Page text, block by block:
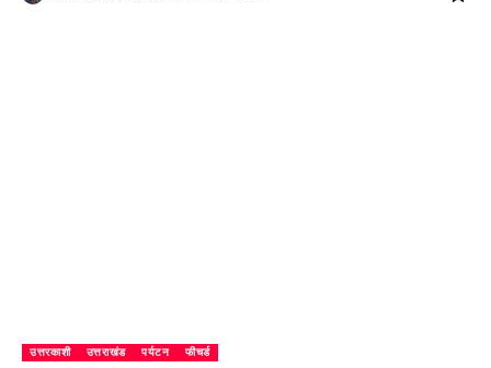
उत्तरकाशी उत्तराखंड पर्यटन फीचर्ड